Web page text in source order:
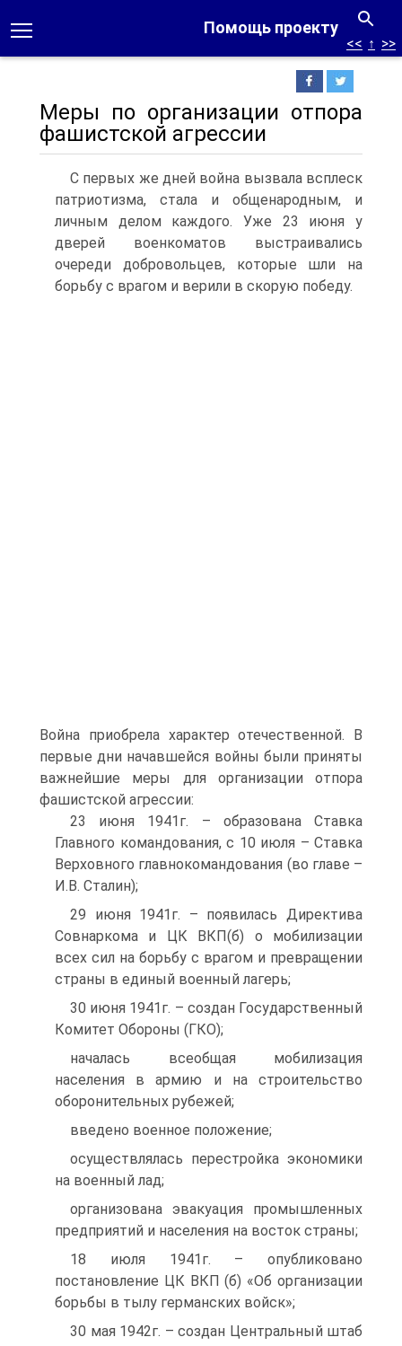
Помощь проекту
<< ↑ >>
Меры по организации отпора
фашистской агрессии
С первых же дней война вызвала всплеск
патриотизма, стала и общенародным, и
личным делом каждого. Уже 23 июня у
дверей военкоматов выстраивались
очереди добровольцев, которые шли на
борьбу с врагом и верили в скорую победу.
Война приобрела характер отечественной. В
первые дни начавшейся войны были приняты
важнейшие меры для организации отпора
фашистской агрессии:
23 июня 1941г. – образована Ставка
Главного командования, с 10 июля – Ставка
Верховного главнокомандования (во главе –
И.В. Сталин);
29 июня 1941г. – появилась Директива
Совнаркома и ЦК ВКП(б) о мобилизации
всех сил на борьбу с врагом и превращении
страны в единый военный лагерь;
30 июня 1941г. – создан Государственный
Комитет Обороны (ГКО);
началась всеобщая мобилизация
населения в армию и на строительство
оборонительных рубежей;
введено военное положение;
осуществлялась перестройка экономики
на военный лад;
организована эвакуация промышленных
предприятий и населения на восток страны;
18 июля 1941г. – опубликовано
постановление ЦК ВКП (б) «Об организации
борьбы в тылу германских войск»;
30 мая 1942г. – создан Центральный штаб